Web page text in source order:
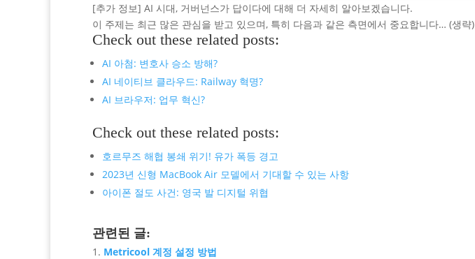
[추가 정보] AI 시대, 거버넌스가 답이다에 대해 더 자세히 알아보겠습니다.
이 주제는 최근 많은 관심을 받고 있으며, 특히 다음과 같은 측면에서 중요합니다… (생략)
Check out these related posts:
AI 아첨: 변호사 승소 방해?
AI 네이티브 클라우드: Railway 혁명?
AI 브라우저: 업무 혁신?
Check out these related posts:
호르무즈 해협 봉쇄 위기! 유가 폭등 경고
2023년 신형 MacBook Air 모델에서 기대할 수 있는 사항
아이폰 절도 사건: 영국 발 디지털 위협
관련된 글:
Metricool 계정 설정 방법